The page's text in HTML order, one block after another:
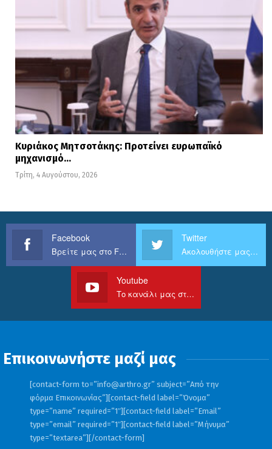
Κυριάκος Μητσοτάκης: Προτείνει ευρωπαϊκό
μηχανισμό…
Τρίτη, 4 Αυγούστου, 2026
Facebook
Βρείτε μας στο Facebook
Twitter
Ακολουθήστε μας στο Twitter
Youtube
Το κανάλι μας στο Youtube
Επικοινωνήστε μαζί μας
[contact-form to=”info@arthro.gr” subject=”Από την
φόρμα Επικοινωνίας”][contact-field label=”Όνομα”
type=”name” required=”1″][contact-field label=”Email”
type=”email” required=”1″][contact-field label=”Μήνυμα”
type=”textarea”][/contact-form]